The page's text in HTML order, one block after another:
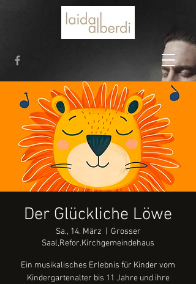
Der Glückliche Löwe
Sa., 14. März
Grosser
Saal,Refor.Kirchgemeindehaus
Ein musikalisches Erlebnis für Kinder vom
Kindergartenalter bis 11 Jahre und ihre